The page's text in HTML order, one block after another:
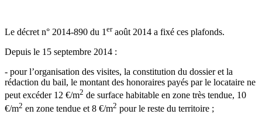
Le décret n° 2014-890 du 1 eraoût 2014 a fixé ces plafonds.
Depuis le 15 septembre 2014 :
- pour l’organisation des visites, la constitution du dossier et la
rédaction du bail, le montant des honoraires payés par le locataire ne
peut excéder 12 €/m2 de surface habitable en zone très tendue, 10
€/m2 en zone tendue et 8 €/m2 pour le reste du territoire ;